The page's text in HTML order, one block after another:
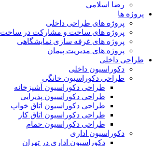
رضا اسلامی
پروژه ها
پروژه های طراحی داخلی
پروژه های ساخت و مشارکت در ساخت
پروژه های غرفه سازی نمایشگاهی
پروژه های مدیریت پیمان
طراحی داخلی
دکوراسیون داخلی
طراحی دکوراسیون خانگی
طراحی دکوراسیون آشپزخانه
طراحی دکوراسیون پذیرایی
طراحی دکوراسیون اتاق خواب
طراحی دکوراسیون اتاق کار
طراحی دکوراسیون حمام
دکوراسیون اداری
دکوراسیون اداری در تهران